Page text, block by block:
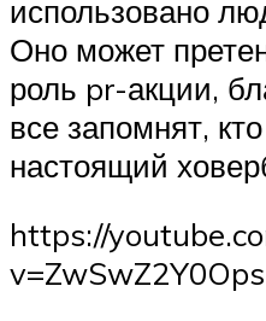
использовано
Оно может
роль pr-акции,
все запомнят,
настоящий
https://
v=ZwSwZ2Y0Ops